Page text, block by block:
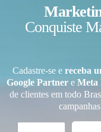
Conquiste
Cadastre-se e receba
Google Partner e Meta
de clientes em todo